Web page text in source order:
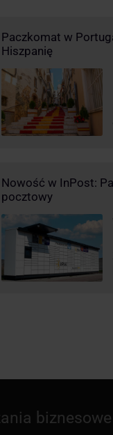
Paczkomat w
Hiszpanię
Nowość w InPost:
pocztowy
biznesowe